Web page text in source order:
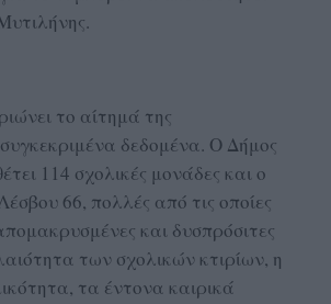
το αίτημά της
δεδομένα. Ο Δήμος
114 σχολικές μονάδες και ο
66, πολλές από τις οποίες
και δυσπρόσιτες
των σχολικών κτιρίων, η
τα έντονα καιρικά